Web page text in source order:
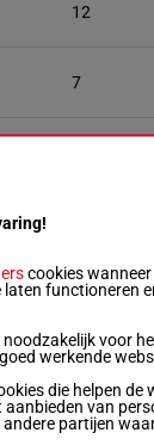
12
7
1
4
6
cookies
functioneren
voor
werkende
die helpen de
van
partijen